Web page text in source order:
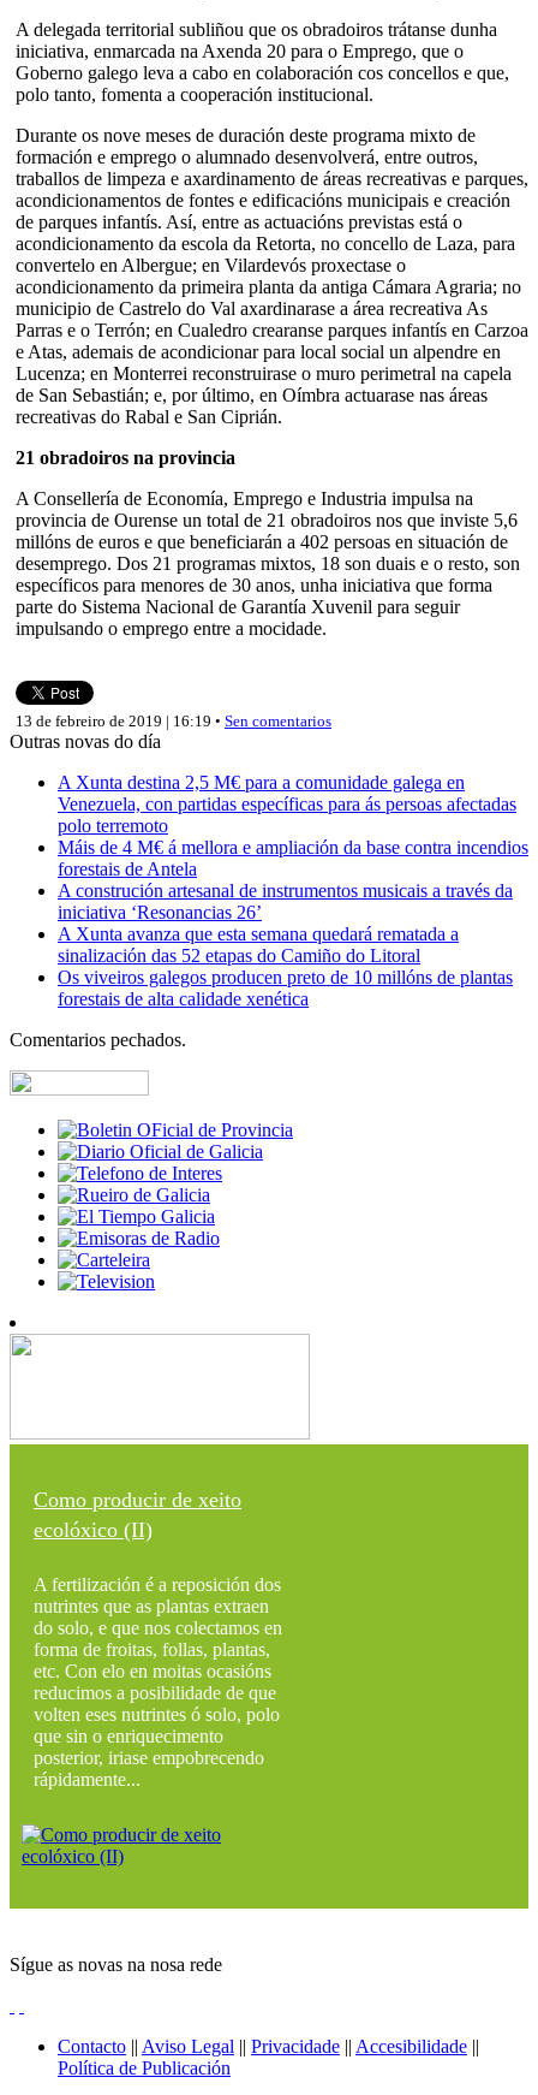
A delegada territorial subliñou que os obradoiros trátanse dunha
iniciativa, enmarcada na Axenda 20 para o Emprego, que o
Goberno galego leva a cabo en colaboración cos concellos e que,
polo tanto, fomenta a cooperación institucional.
Durante os nove meses de duración deste programa mixto de
formación e emprego o alumnado desenvolverá, entre outros,
traballos de limpeza e axardinamento de áreas recreativas e parques,
acondicionamentos de fontes e edificacións municipais e creación
de parques infantís. Así, entre as actuacións previstas está o
acondicionamento da escola da Retorta, no concello de Laza, para
convertelo en Albergue; en Vilardevós proxectase o
acondicionamento da primeira planta da antiga Cámara Agraria; no
municipio de Castrelo do Val axardinarase a área recreativa As
Parras e o Terrón; en Cualedro crearanse parques infantís en Carzoa
e Atas, ademais de acondicionar para local social un alpendre en
Lucenza; en Monterrei reconstruirase o muro perimetral na capela
de San Sebastián; e, por último, en Oímbra actuarase nas áreas
recreativas do Rabal e San Ciprián.
21 obradoiros na provincia
A Consellería de Economía, Emprego e Industria impulsa na
provincia de Ourense un total de 21 obradoiros nos que inviste 5,6
millóns de euros e que beneficiarán a 402 persoas en situación de
desemprego. Dos 21 programas mixtos, 18 son duais e o resto, son
específicos para menores de 30 anos, unha iniciativa que forma
parte do Sistema Nacional de Garantía Xuvenil para seguir
impulsando o emprego entre a mocidade.
13 de febreiro de 2019 | 16:19 • Sen comentarios
Outras novas do día
A Xunta destina 2,5 M€ para a comunidade galega en
Venezuela, con partidas específicas para ás persoas afectadas
polo terremoto
Máis de 4 M€ á mellora e ampliación da base contra incendios
forestais de Antela
A construción artesanal de instrumentos musicais a través da
iniciativa ‘Resonancias 26’
A Xunta avanza que esta semana quedará rematada a
sinalización das 52 etapas do Camiño do Litoral
Os viveiros galegos producen preto de 10 millóns de plantas
forestais de alta calidade xenética
Comentarios pechados.
Como producir de xeito
ecolóxico (II)
A fertilización é a reposición dos
nutrintes que as plantas extraen
do solo, e que nos colectamos en
forma de froitas, follas, plantas,
etc. Con elo en moitas ocasións
reducimos a posibilidade de que
volten eses nutrintes ó solo, polo
que sin o enriquecimento
posterior, iriase empobrecendo
rápidamente...
Sígue as novas na nosa rede
Contacto || Aviso Legal || Privacidade || Accesibilidade ||
Política de Publicación